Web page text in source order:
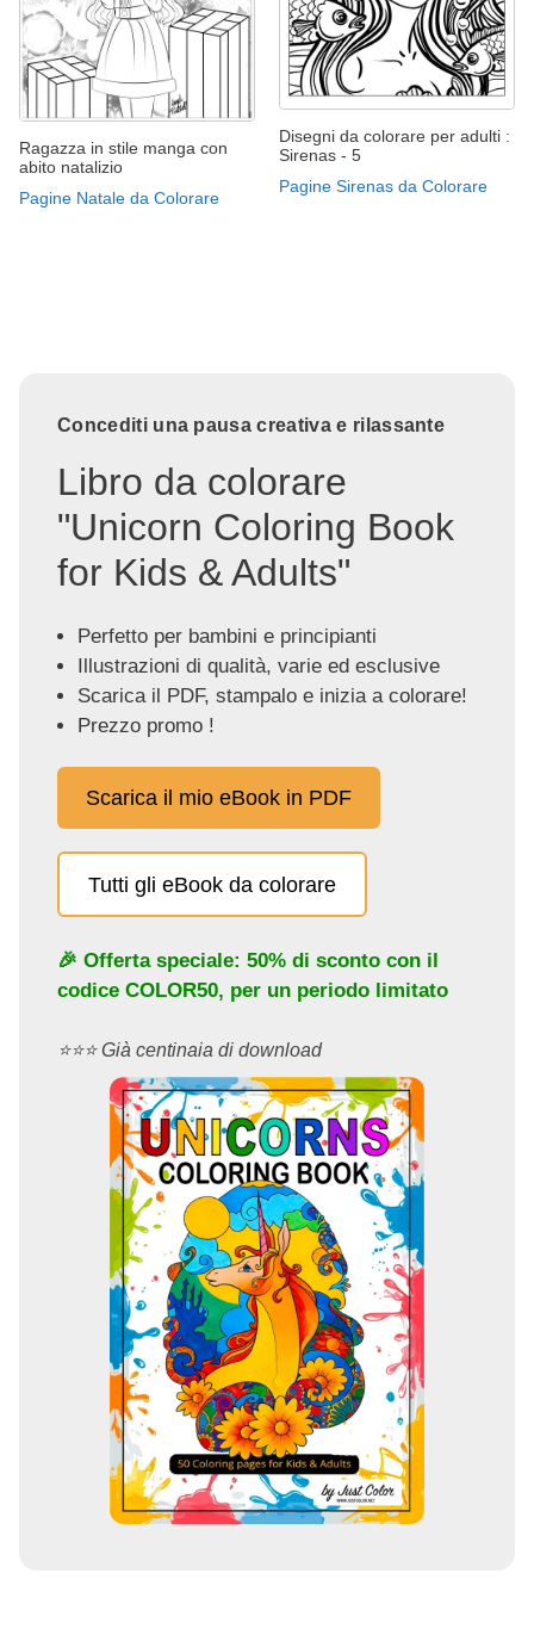
Ragazza in stile manga con
abito natalizio
Pagine Natale da Colorare
Disegni da colorare per adulti :
Sirenas - 5
Pagine Sirenas da Colorare
Concediti una pausa creativa e rilassante
Libro da colorare
"Unicorn Coloring Book
for Kids & Adults"
Perfetto per bambini e principianti
Illustrazioni di qualità, varie ed esclusive
Scarica il PDF, stampalo e inizia a colorare!
Prezzo promo !
Scarica il mio eBook in PDF
Tutti gli eBook da colorare
🎉 Offerta speciale: 50% di sconto con il
codice COLOR50, per un periodo limitato
⭐️⭐️⭐️ Già centinaia di download